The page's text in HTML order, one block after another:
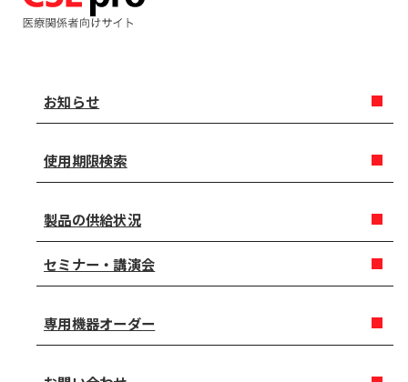
お知らせ
使用期限検索
製品の供給状況
セミナー・講演会
専用機器オーダー